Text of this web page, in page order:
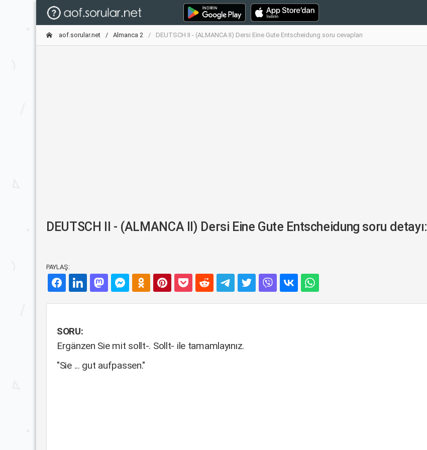
aof.sorular.net Almanca 2 DEUTSCH II - (ALMANCA II) Dersi Eine Gute Entscheidung soru cevapları
DEUTSCH II - (ALMANCA II) Dersi Eine Gute Entscheidung soru detayı:
PAYLAŞ:
SORU:
Ergänzen Sie mit sollt-. Sollt- ile tamamlayınız.
"Sie ... gut aufpassen."